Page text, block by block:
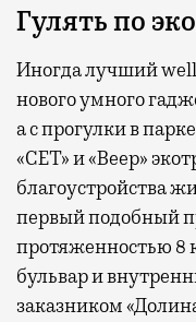
Гулять по
Иногда лучший
нового умного
а с прогулки в
«СЕТ» и «Веер»
благоустройства
первый подобный
протяженностью 8
бульвар и
заказником